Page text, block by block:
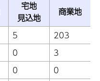
宅地
見込地
商業地
5 203
0 3
0 0